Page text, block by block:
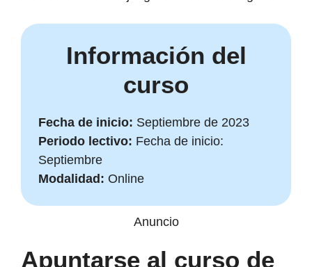
Información del
curso
Fecha de inicio: Septiembre de 2023
Periodo lectivo: Fecha de inicio:
Septiembre
Modalidad: Online
Anuncio
Apuntarse al curso de